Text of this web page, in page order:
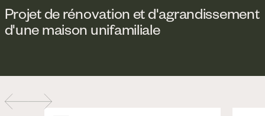
Projet de rénovation et d'agrandissement
d'une maison unifamiliale